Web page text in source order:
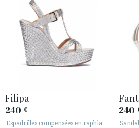
Toutes
Escarpins
Sandales
Filipa
240 €
Espadrilles compensées en raphia
240